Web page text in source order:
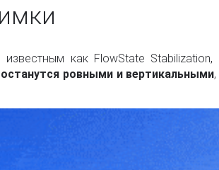
как FlowState Stabilization,
ровными и вертикальными